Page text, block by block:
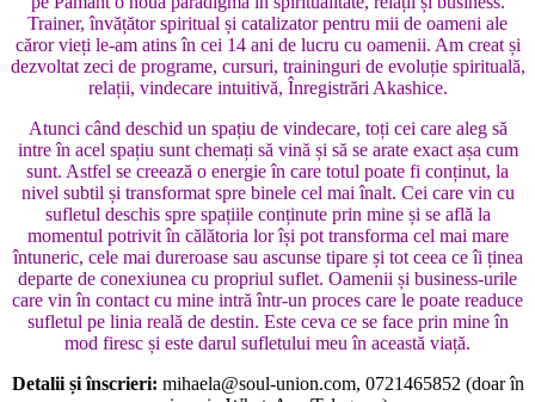
Trainer, învățător spiritual și catalizator pentru mii de oameni ale
căror vieți le-am atins în cei 14 ani de lucru cu oamenii. Am creat și
dezvoltat zeci de programe, cursuri, traininguri de evoluție spirituală,
relații, vindecare intuitivă, Înregistrări Akashice.
Atunci când deschid un spațiu de vindecare, toți cei care aleg să
intre în acel spațiu sunt chemați să vină și să se arate exact așa cum
sunt. Astfel se creează o energie în care totul poate fi conținut, la
nivel subtil și transformat spre binele cel mai înalt. Cei care vin cu
sufletul deschis spre spațiile conținute prin mine și se află la
momentul potrivit în călătoria lor își pot transforma cel mai mare
întuneric, cele mai dureroase sau ascunse tipare și tot ceea ce îi ținea
departe de conexiunea cu propriul suflet. Oamenii și business-urile
care vin în contact cu mine intră într-un proces care le poate readuce
sufletul pe linia reală de destin. Este ceva ce se face prin mine în
mod firesc și este darul sufletului meu în această viață.
Detalii și înscrieri: mihaela@soul-union.com, 0721465852 (doar în